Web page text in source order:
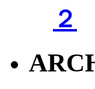
２